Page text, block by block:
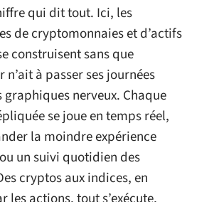
qui dit tout. Ici, les
de cryptomonnaies et d’actifs
construisent sans que
n’ait à passer ses journées
graphiques nerveux. Chaque
se joue en temps réel,
la moindre expérience
un suivi quotidien des
cryptos aux indices, en